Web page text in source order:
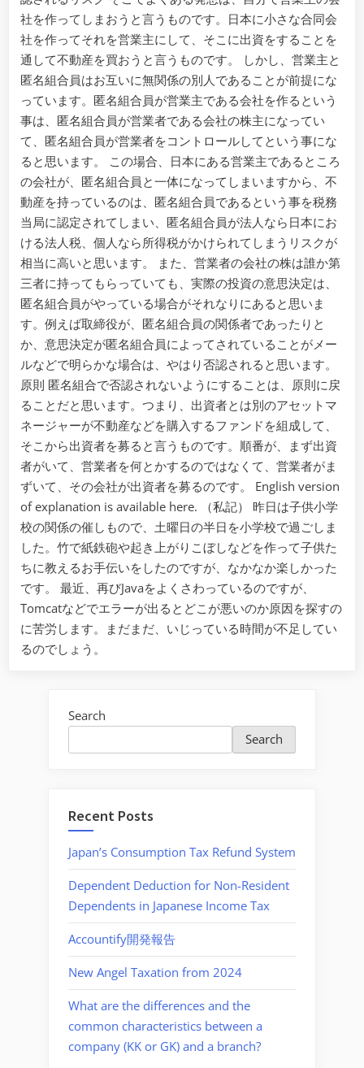
社を作ってしまおうと言うものです。日本に小さな合同会
社を作ってそれを営業主にして、そこに出資をすることを
通して不動産を買おうと言うものです。 しかし、営業主と
匿名組合員はお互いに無関係の別人であることが前提にな
っています。匿名組合員が営業主である会社を作るという
事は、匿名組合員が営業者である会社の株主になってい
て、匿名組合員が営業者をコントロールしてという事にな
ると思います。 この場合、日本にある営業主であるところ
の会社が、匿名組合員と一体になってしまいますから、不
動産を持っているのは、匿名組合員であるという事を税務
当局に認定されてしまい、匿名組合員が法人なら日本にお
ける法人税、個人なら所得税がかけられてしまうリスクが
相当に高いと思います。 また、営業者の会社の株は誰か第
三者に持ってもらっていても、実際の投資の意思決定は、
匿名組合員がやっている場合がそれなりにあると思いま
す。例えば取締役が、匿名組合員の関係者であったりと
か、意思決定が匿名組合員によってされていることがメー
ルなどで明らかな場合は、やはり否認されると思います。
原則 匿名組合で否認されないようにすることは、原則に戻
ることだと思います。つまり、出資者とは別のアセットマ
ネージャーが不動産などを購入するファンドを組成して、
そこから出資者を募ると言うものです。順番が、まず出資
者がいて、営業者を何とかするのではなくて、営業者がま
ずいて、その会社が出資者を募るのです。 English version
of explanation is available here. （私記） 昨日は子供小学
校の関係の催しもので、土曜日の半日を小学校で過ごしま
した。竹で紙鉄砲や起き上がりこぼしなどを作って子供た
ちに教えるお手伝いをしたのですが、なかなか楽しかった
です。 最近、再びJavaをよくさわっているのですが、
Tomcatなどでエラーが出るとどこが悪いのか原因を探すの
に苦労します。まだまだ、いじっている時間が不足してい
るのでしょう。
Search
Search
Recent Posts
Japan’s Consumption Tax Refund System
Dependent Deduction for Non-Resident
Dependents in Japanese Income Tax
Accountify開発報告
New Angel Taxation from 2024
What are the differences and the
common characteristics between a
company (KK or GK) and a branch?